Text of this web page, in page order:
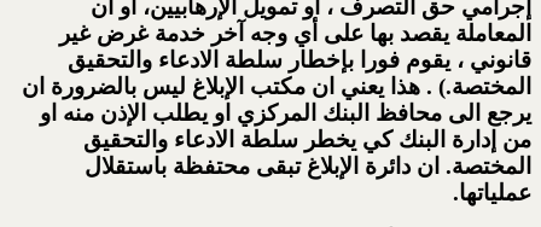
إجرامي حق التصرف ، او تمويل الإرهابيين، او ان
المعاملة يقصد بها على أي وجه آخر خدمة غرض غير
قانوني ، يقوم فورا بإخطار سلطة الادعاء والتحقيق
المختصة.) . هذا يعني ان مكتب الإبلاغ ليس بالضرورة ان
يرجع الى محافظ البنك المركزي او يطلب الإذن منه او
من إدارة البنك كي يخطر سلطة الادعاء والتحقيق
المختصة. ان دائرة الإبلاغ تبقى محتفظة باستقلال
عملياتها.